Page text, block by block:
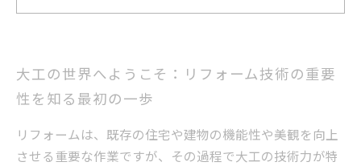
ムの課題と解決法
技術と情熱で築く未来：大工が切り拓くリフォ
ームの新たな可能性
大工のリフォーム技術が切り拓くキャリアパス
と自己成長のヒント
大工の世界へようこそ：リフォーム技術の重要
性を知る最初の一歩
リフォームは、既存の住宅や建物の機能性や美観を向上
させる重要な作業ですが、その過程で大工の技術力が特